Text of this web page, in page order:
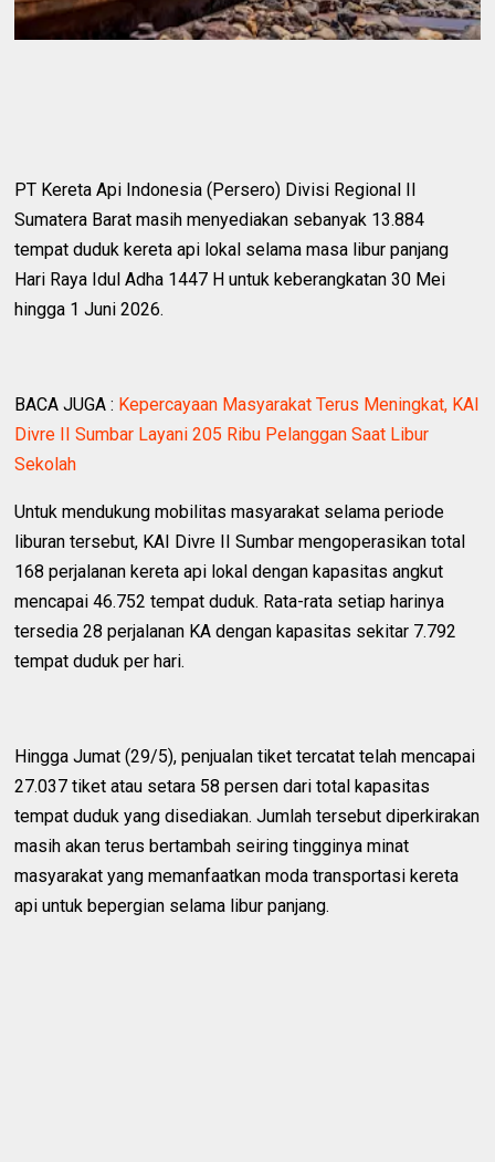
PT Kereta Api Indonesia (Persero) Divisi Regional II
Sumatera Barat masih menyediakan sebanyak 13.884
tempat duduk kereta api lokal selama masa libur panjang
Hari Raya Idul Adha 1447 H untuk keberangkatan 30 Mei
hingga 1 Juni 2026.
BACA JUGA : Kepercayaan Masyarakat Terus Meningkat, KAI
Divre II Sumbar Layani 205 Ribu Pelanggan Saat Libur
Sekolah
Untuk mendukung mobilitas masyarakat selama periode
liburan tersebut, KAI Divre II Sumbar mengoperasikan total
168 perjalanan kereta api lokal dengan kapasitas angkut
mencapai 46.752 tempat duduk. Rata-rata setiap harinya
tersedia 28 perjalanan KA dengan kapasitas sekitar 7.792
tempat duduk per hari.
Hingga Jumat (29/5), penjualan tiket tercatat telah mencapai
27.037 tiket atau setara 58 persen dari total kapasitas
tempat duduk yang disediakan. Jumlah tersebut diperkirakan
masih akan terus bertambah seiring tingginya minat
masyarakat yang memanfaatkan moda transportasi kereta
api untuk bepergian selama libur panjang.